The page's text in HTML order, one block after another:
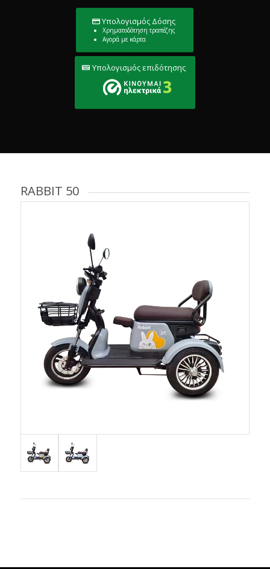
Υπολογισμός Δόσης
Χρηματοδότηση τραπέζης
Αγορά με κάρτα
Υπολογισμός επιδότησης
RABBIT 50